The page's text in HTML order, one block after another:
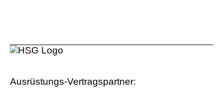
Ausrüstungs-Vertragspartner: